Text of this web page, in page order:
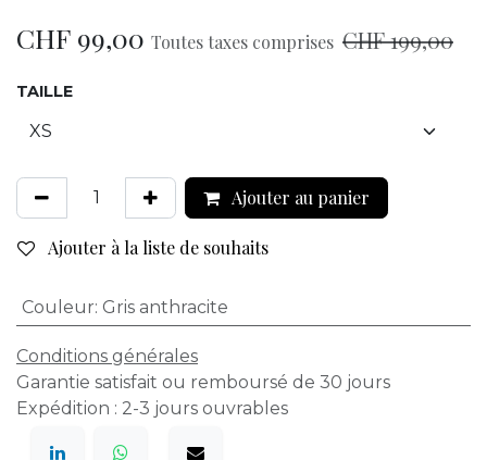
CHF 99,00 Toutes taxes comprises CHF199,00
TAILLE
Ajouter au panier
Ajouter à la liste de souhaits
Couleur: Gris anthracite
Conditions générales
Garantie satisfait ou remboursé de 30 jours
Expédition : 2-3 jours ouvrables